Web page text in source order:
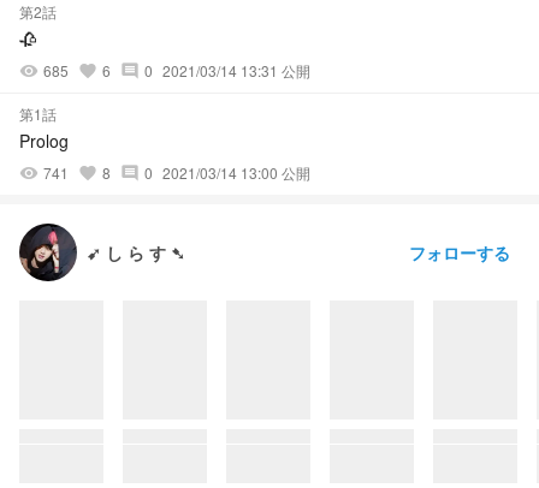
第2話
🥀
visibility 685 favorite 6 comment 0 2021/03/14 13:31 公開
第1話
Prolog
visibility 741 favorite 8 comment 0 2021/03/14 13:00 公開
➹ し ら す ➷ フォローする